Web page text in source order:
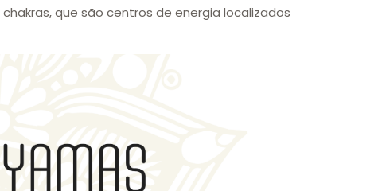
que são centros de energia localizados